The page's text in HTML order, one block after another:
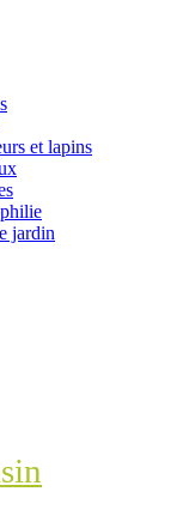
et lapins
jardin